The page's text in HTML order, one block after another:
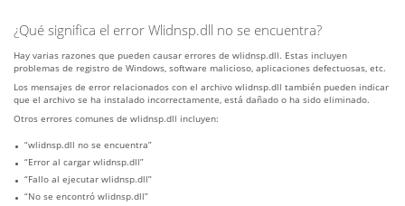
¿Qué significa el error Wlidnsp.dll no se encuentra?
Hay varias razones que pueden causar errores de wlidnsp.dll. Estas incluyen
problemas de registro de Windows, software malicioso, aplicaciones defectuosas, etc.
Los mensajes de error relacionados con el archivo wlidnsp.dll también pueden indicar
que el archivo se ha instalado incorrectamente, está dañado o ha sido eliminado.
Otros errores comunes de wlidnsp.dll incluyen:
“wlidnsp.dll no se encuentra”
“Error al cargar wlidnsp.dll”
“Fallo al ejecutar wlidnsp.dll”
“No se encontró wlidnsp.dll”